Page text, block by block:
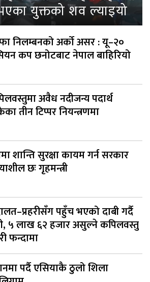
युक्तको शव ल्याइयो
निलम्बनको अर्को असर : यू–२०
कप छनोटबाट नेपाल बाहिरियो
अवैध नदीजन्य पदार्थ
तीन टिप्पर नियन्त्रणमा
शान्ति सुरक्षा कायम गर्न सरकार
छः गृहमन्त्री
पहुँच भएको दाबी गर्दै
५ लाख ६२ हजार असुल्ने कपिलवस्तु
फन्दामा
पर्दै एसियाकै ठुलो शिला